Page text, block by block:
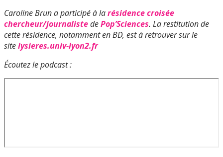
Caroline Brun a participé à larésidence croisée
chercheur/journalistedePop’Sciences. La restitution de
cette résidence, notamment en BD, est à retrouver sur le
sitelysieres.univ-lyon2.fr
Écoutez le podcast :